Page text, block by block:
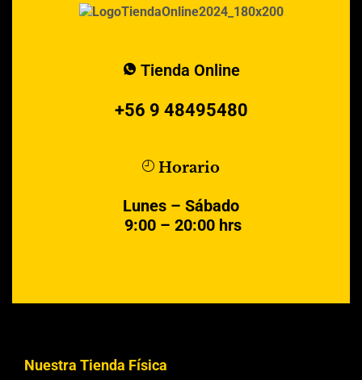
Tienda Online
+56 9 48495480
Horario
Lunes – Sábado
9:00 – 20:00 hrs
Nuestra Tienda Física